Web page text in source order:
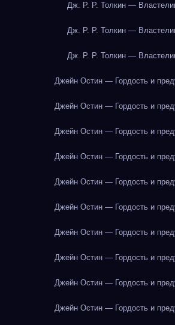
Дж. Р. Р. Толкин —
Дж. Р. Р. Толкин —
Дж. Р. Р. Толкин —
Джейн Остин — Гордость и
Джейн Остин — Гордость и
Джейн Остин — Гордость и
Джейн Остин — Гордость и
Джейн Остин — Гордость и
Джейн Остин — Гордость и
Джейн Остин — Гордость и
Джейн Остин — Гордость и
Джейн Остин — Гордость и
Джейн Остин — Гордость и